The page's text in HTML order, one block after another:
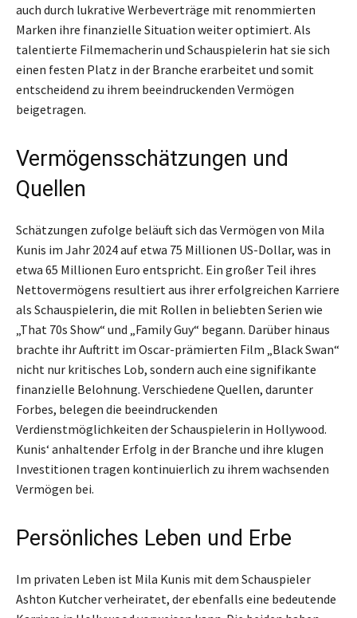
auch durch lukrative Werbeverträge mit renommierten
Marken ihre finanzielle Situation weiter optimiert. Als
talentierte Filmemacherin und Schauspielerin hat sie sich
einen festen Platz in der Branche erarbeitet und somit
entscheidend zu ihrem beeindruckenden Vermögen
beigetragen.
Vermögensschätzungen und
Quellen
Schätzungen zufolge beläuft sich das Vermögen von Mila
Kunis im Jahr 2024 auf etwa 75 Millionen US-Dollar, was in
etwa 65 Millionen Euro entspricht. Ein großer Teil ihres
Nettovermögens resultiert aus ihrer erfolgreichen Karriere
als Schauspielerin, die mit Rollen in beliebten Serien wie
„That 70s Show“ und „Family Guy“ begann. Darüber hinaus
brachte ihr Auftritt im Oscar-prämierten Film „Black Swan“
nicht nur kritisches Lob, sondern auch eine signifikante
finanzielle Belohnung. Verschiedene Quellen, darunter
Forbes, belegen die beeindruckenden
Verdienstmöglichkeiten der Schauspielerin in Hollywood.
Kunis‘ anhaltender Erfolg in der Branche und ihre klugen
Investitionen tragen kontinuierlich zu ihrem wachsenden
Vermögen bei.
Persönliches Leben und Erbe
Im privaten Leben ist Mila Kunis mit dem Schauspieler
Ashton Kutcher verheiratet, der ebenfalls eine bedeutende